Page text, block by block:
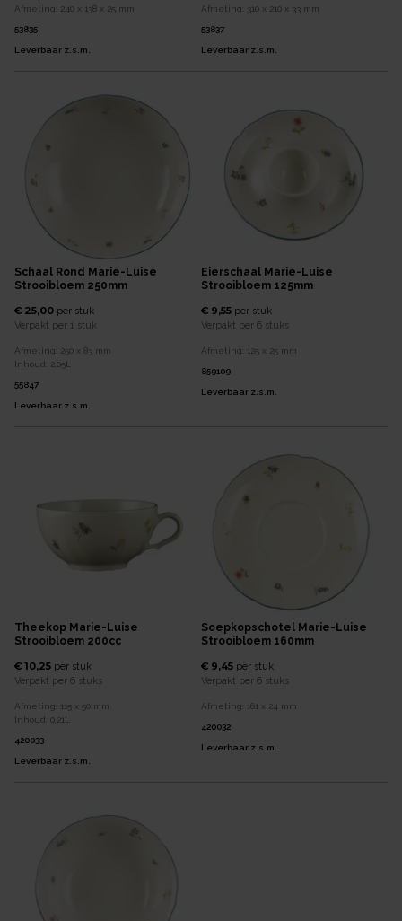
Afmeting: 240 x 138 x 25 mm
53835
Leverbaar z.s.m.
Afmeting: 310 x 210 x 33 mm
53837
Leverbaar z.s.m.
Schaal Rond Marie-Luise
Strooibloem 250mm
€ 25,00 per stuk
Verpakt per 1 stuk
Afmeting: 250 x 83 mm
Inhoud:
2,05L
55847
Leverbaar z.s.m.
Eierschaal Marie-Luise
Strooibloem 125mm
€ 9,55 per stuk
Verpakt per 6 stuks
Afmeting: 125 x 25 mm
859109
Leverbaar z.s.m.
Theekop Marie-Luise
Strooibloem 200cc
€ 10,25 per stuk
Verpakt per 6 stuks
Afmeting: 115 x 50 mm
Inhoud: 0,21L
420033
Leverbaar z.s.m.
Soepkopschotel Marie-Luise
Strooibloem 160mm
€ 9,45 per stuk
Verpakt per 6 stuks
Afmeting: 161 x 24 mm
420032
Leverbaar z.s.m.